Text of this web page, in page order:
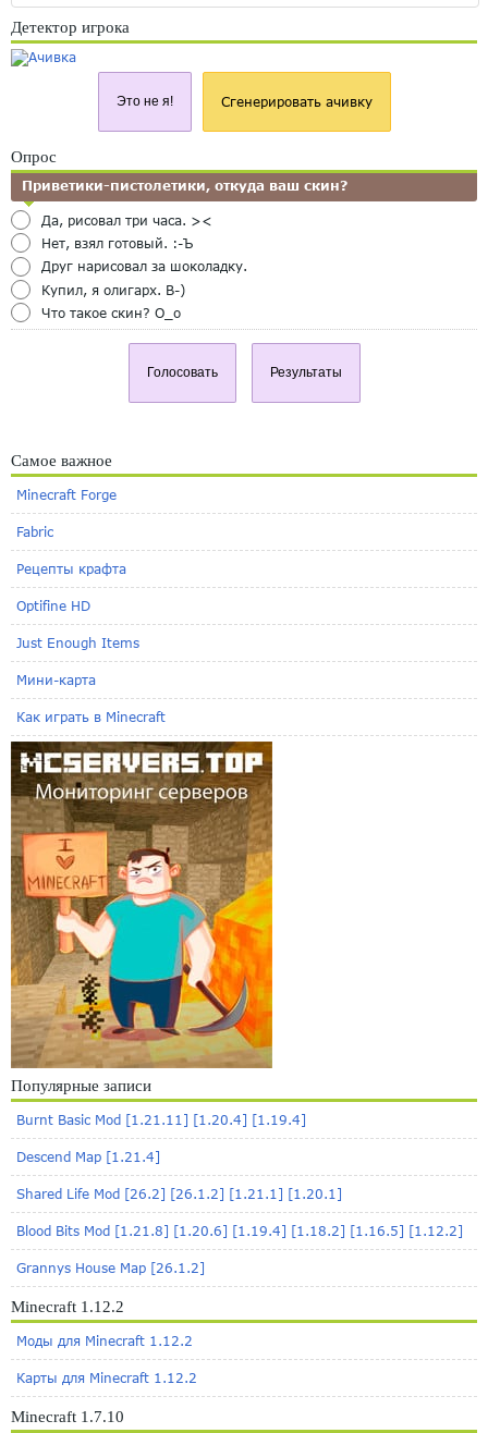
Детектор игрока
Это не я! Сгенерировать ачивку
Опрос
Приветики-пистолетики, откуда ваш скин?
Да, рисовал три часа. ><
Нет, взял готовый. :-Ъ
Друг нарисовал за шоколадку.
Купил, я олигарх. B-)
Что такое скин? O_o
Голосовать Результаты
Самое важное
Minecraft Forge
Fabric
Рецепты крафта
Optifine HD
Just Enough Items
Мини-карта
Как играть в Minecraft
Популярные записи
Burnt Basic Mod [1.21.11] [1.20.4] [1.19.4]
Descend Map [1.21.4]
Shared Life Mod [26.2] [26.1.2] [1.21.1] [1.20.1]
Blood Bits Mod [1.21.8] [1.20.6] [1.19.4] [1.18.2] [1.16.5] [1.12.2]
Grannys House Map [26.1.2]
Minecraft 1.12.2
Моды для Minecraft 1.12.2
Карты для Minecraft 1.12.2
Minecraft 1.7.10